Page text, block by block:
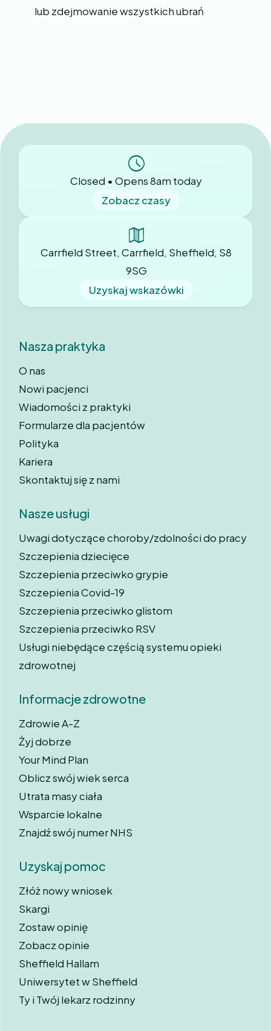
lub zdejmowanie wszystkich ubrań
Closed • Opens 8am today
Zobacz czasy
Carrfield Street, Carrfield, Sheffield, S8
9SG
Uzyskaj wskazówki
Nasza praktyka
O nas
Nowi pacjenci
Wiadomości z praktyki
Formularze dla pacjentów
Polityka
Kariera
Skontaktuj się z nami
Nasze usługi
Uwagi dotyczące choroby/zdolności do pracy
Szczepienia dziecięce
Szczepienia przeciwko grypie
Szczepienia Covid-19
Szczepienia przeciwko glistom
Szczepienia przeciwko RSV
Usługi niebędące częścią systemu opieki
zdrowotnej
Informacje zdrowotne
Zdrowie A-Z
Żyj dobrze
Your Mind Plan
Oblicz swój wiek serca
Utrata masy ciała
Wsparcie lokalne
Znajdź swój numer NHS
Uzyskaj pomoc
Złóż nowy wniosek
Skargi
Zostaw opinię
Zobacz opinie
Sheffield Hallam
Uniwersytet w Sheffield
Ty i Twój lekarz rodzinny